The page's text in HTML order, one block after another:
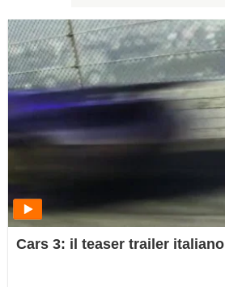
Cars 3: il teaser trailer italiano